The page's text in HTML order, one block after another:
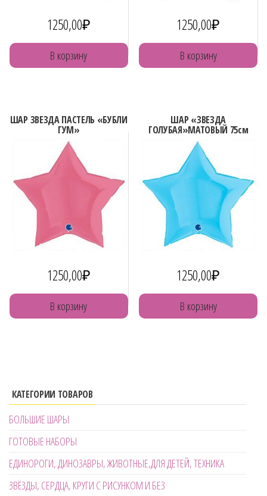
1250,00₽
В корзину
1250,00₽
В корзину
ШАР ЗВЕЗДА ПАСТЕЛЬ «БУБЛИ
ГУМ»
1250,00₽
В корзину
ШАР «ЗВЕЗДА
ГОЛУБАЯ»МАТОВЫЙ 75см
1250,00₽
В корзину
КАТЕГОРИИ ТОВАРОВ
БОЛЬШИЕ ШАРЫ
ГОТОВЫЕ НАБОРЫ
ЕДИНОРОГИ, ДИНОЗАВРЫ, ЖИВОТНЫЕ,ДЛЯ ДЕТЕЙ, ТЕХНИКА
ЗВЁЗДЫ, СЕРДЦА, КРУГИ С РИСУНКОМ И БЕЗ